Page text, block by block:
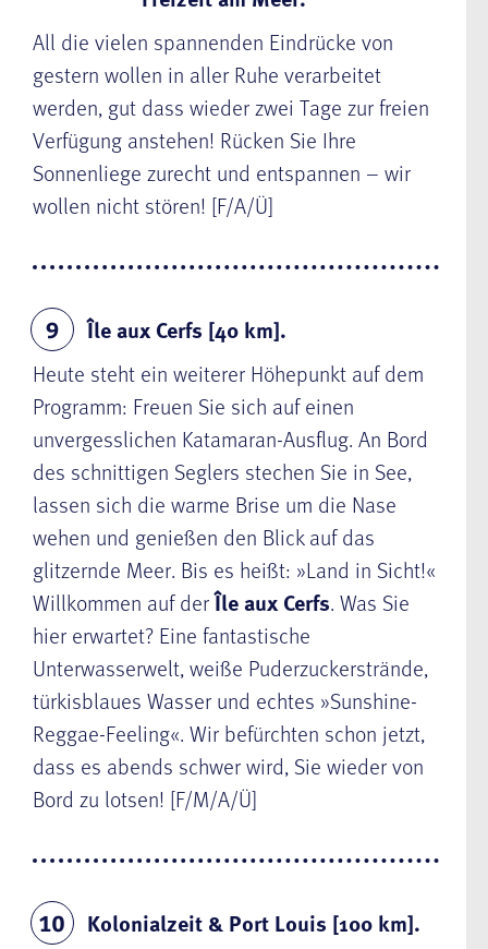
All die vielen spannenden Eindrücke von
gestern wollen in aller Ruhe verarbeitet
werden, gut dass wieder zwei Tage zur freien
Verfügung anstehen! Rücken Sie Ihre
Sonnenliege zurecht und entspannen – wir
wollen nicht stören! [F/A/Ü]
9
Île aux Cerfs [40 km].
Heute steht ein weiterer Höhepunkt auf dem
Programm: Freuen Sie sich auf einen
unvergesslichen Katamaran-Ausflug. An Bord
des schnittigen Seglers stechen Sie in See,
lassen sich die warme Brise um die Nase
wehen und genießen den Blick auf das
glitzernde Meer. Bis es heißt: »Land in Sicht!«
Willkommen auf derÎle aux Cerfs. Was Sie
hier erwartet? Eine fantastische
Unterwasserwelt, weiße Puderzuckerstrände,
türkisblaues Wasser und echtes »Sunshine-
Reggae-Feeling«. Wir befürchten schon jetzt,
dass es abends schwer wird, Sie wieder von
Bord zu lotsen! [F/M/A/Ü]
10
Kolonialzeit & Port Louis [100 km].